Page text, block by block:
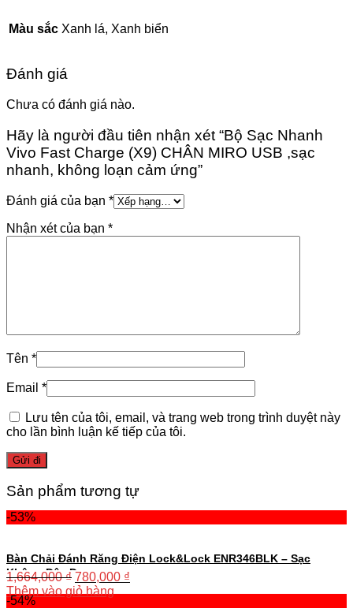
Màu sắc Xanh lá, Xanh biển
Đánh giá
Chưa có đánh giá nào.
Hãy là người đầu tiên nhận xét “Bộ Sạc Nhanh
Vivo Fast Charge (X9) CHÂN MIRO USB ,sạc
nhanh, không loạn cảm ứng”
Đánh giá của bạn *
Nhận xét của bạn *
Tên *
Email *
Lưu tên của tôi, email, và trang web trong trình duyệt này
cho lần bình luận kế tiếp của tôi.
Sản phẩm tương tự
-53%
Bàn Chải Đánh Răng Điện Lock&Lock ENR346BLK – Sạc
Không Dây Đen
1,664,000₫ 780,000 ₫
Thêm vào giỏ hàng
-54%